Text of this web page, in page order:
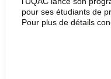
pour ses étudiants de
Pour plus de détails